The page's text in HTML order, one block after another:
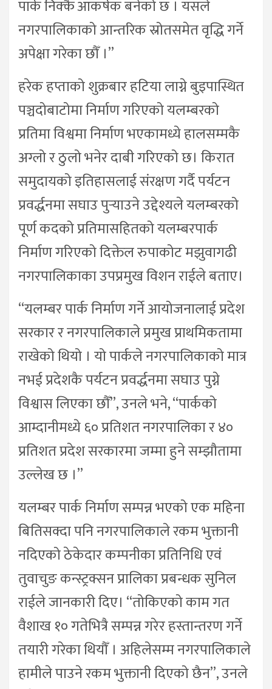
पार्क निक्कै आकर्षक बनेको छ । यसले
नगरपालिकाको आन्तरिक स्रोतसमेत वृद्धि गर्ने
अपेक्षा गरेका छौँ ।”
हरेक हप्ताको शुक्रबार हटिया लाग्ने बुइपास्थित
पञ्चदोबाटोमा निर्माण गरिएको यलम्बरको
प्रतिमा विश्वमा निर्माण भएकामध्ये हालसम्मकै
अग्लो र ठुलो भनेर दाबी गरिएको छ। किरात
समुदायको इतिहासलाई संरक्षण गर्दै पर्यटन
प्रवर्द्धनमा सघाउ पुर्‍याउने उद्देश्यले यलम्बरको
पूर्ण कदको प्रतिमासहितको यलम्बरपार्क
निर्माण गरिएको दिक्तेल रुपाकोट मझुवागढी
नगरपालिकाका उपप्रमुख विशन राईले बताए।
“यलम्बर पार्क निर्माण गर्ने आयोजनालाई प्रदेश
सरकार र नगरपालिकाले प्रमुख प्राथमिकतामा
राखेको थियो । यो पार्कले नगरपालिकाको मात्र
नभई प्रदेशकै पर्यटन प्रवर्द्धनमा सघाउ पुग्ने
विश्वास लिएका छौँ”, उनले भने, “पार्कको
आम्दानीमध्ये ६० प्रतिशत नगरपालिका र ४०
प्रतिशत प्रदेश सरकारमा जम्मा हुने सम्झौतामा
उल्लेख छ ।”
यलम्बर पार्क निर्माण सम्पन्न भएको एक महिना
बितिसक्दा पनि नगरपालिकाले रकम भुक्तानी
नदिएको ठेकेदार कम्पनीका प्रतिनिधि एवं
तुवाचुङ कन्स्ट्रक्सन प्रालिका प्रबन्धक सुनिल
राईले जानकारी दिए। “तोकिएको काम गत
वैशाख १० गतेभित्रै सम्पन्न गरेर हस्तान्तरण गर्ने
तयारी गरेका थियौँ । अहिलेसम्म नगरपालिकाले
हामीले पाउने रकम भुक्तानी दिएको छैन”, उनले